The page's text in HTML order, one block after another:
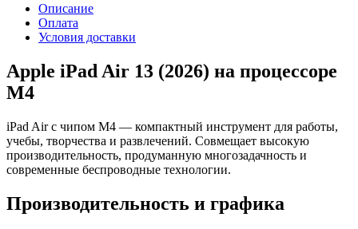
Описание
Оплата
Условия доставки
Apple iPad Air 13 (2026) на процессоре
M4
iPad Air с чипом M4 — компактный инструмент для работы,
учебы, творчества и развлечений. Совмещает высокую
производительность, продуманную многозадачность и
современные беспроводные технологии.
Производительность и графика